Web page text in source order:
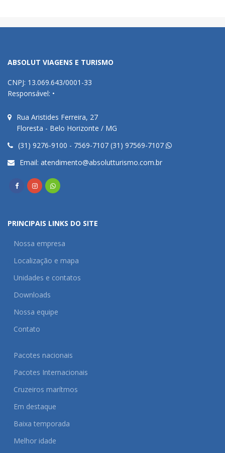
ABSOLUT VIAGENS E TURISMO
CNPJ: 13.069.643/0001-33
Responsável: •
Rua Aristides Ferreira, 27
Floresta - Belo Horizonte / MG
(31) 9276-9100 - 7569-7107 (31) 97569-7107
Email: atendimento@absolutturismo.com.br
PRINCIPAIS LINKS DO SITE
Nossa empresa
Localização e mapa
Unidades e contatos
Downloads
Nossa equipe
Contato
Pacotes nacionais
Pacotes Internacionais
Cruzeiros marítmos
Em destaque
Baixa temporada
Melhor idade